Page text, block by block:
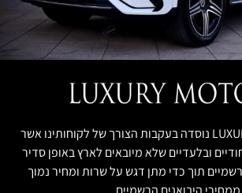
חברת LUXURY MOTORS נוסדה בעקבות הצורך של לקוחותינו אשר
ובלעדיים שלא מיובאים לארץ באופן סדיר
תוך כדי מתן דגש על שרות ומחיר נמוך